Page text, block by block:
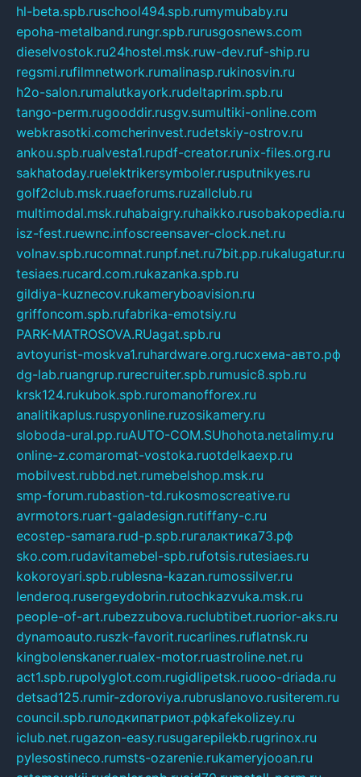
hl-beta.spb.ruschool494.spb.rumymubaby.ru
epoha-metalband.rungr.spb.rurusgosnews.com
dieselvostok.ru24hostel.msk.ruw-dev.ruf-ship.ru
regsmi.rufilmnetwork.rumalinasp.rukinosvin.ru
h2o-salon.rumalutkayork.rudeltaprim.spb.ru
tango-perm.rugooddir.rusgv.sumultiki-online.com
webkrasotki.comcherinvest.rudetskiy-ostrov.ru
ankou.spb.rualvesta1.rupdf-creator.runix-files.org.ru
sakhatoday.ruelektrikersymboler.rusputnikyes.ru
golf2club.msk.ruaeforums.ruzallclub.ru
multimodal.msk.ruhabaigry.ruhaikko.rusobakopedia.ru
isz-fest.ruewnc.infoscreensaver-clock.net.ru
volnav.spb.rucomnat.runpf.net.ru7bit.pp.rukalugatur.ru
tesiaes.rucard.com.rukazanka.spb.ru
gildiya-kuznecov.rukameryboavision.ru
griffoncom.spb.rufabrika-emotsiy.ru
PARK-MATROSOVA.RUagat.spb.ru
avtoyurist-moskva1.ruhardware.org.ruсхема-авто.рф
dg-lab.ruangrup.rurecruiter.spb.rumusic8.spb.ru
krsk124.rukubok.spb.ruromanofforex.ru
analitikaplus.ruspyonline.ruzosikamery.ru
sloboda-ural.pp.ruAUTO-COM.SUhohota.netalimy.ru
online-z.comaromat-vostoka.ruotdelkaexp.ru
mobilvest.rubbd.net.rumebelshop.msk.ru
smp-forum.rubastion-td.rukosmoscreative.ru
avrmotors.ruart-galadesign.rutiffany-c.ru
ecostep-samara.rud-p.spb.ruгалактика73.рф
sko.com.rudavitamebel-spb.rufotsis.rutesiaes.ru
kokoroyari.spb.rublesna-kazan.rumossilver.ru
lenderoq.rusergeydobrin.rutochkazvuka.msk.ru
people-of-art.rubezzubova.ruclubtibet.ruorior-aks.ru
dynamoauto.ruszk-favorit.rucarlines.ruflatnsk.ru
kingbolenskaner.rualex-motor.ruastroline.net.ru
act1.spb.rupolyglot.com.rugidlipetsk.ruooo-driada.ru
detsad125.rumir-zdoroviya.rubruslanovo.rusiterem.ru
council.spb.ruлодкипатриот.рфkafekolizey.ru
iclub.net.rugazon-easy.rusugarepilekb.rugrinox.ru
pylesostineco.rumsts-ozarenie.rukameryjooan.ru